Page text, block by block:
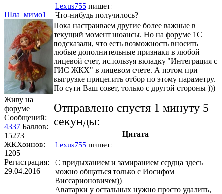
Шла_мимо1
Живу на
форуме
Сообщений:
4337 Баллов:
15273
ЖКХоинов:
1205
Регистрация:
29.04.2016
Lexus755 пишет:
Что-нибудь получилось?
Пока настраиваем другие более важные в
текущий момент нюансы. Но на форуме 1С
подсказали, что есть возможность вносить
любые дополнительные признаки в любой
лицевой счет, используя вкладку "Интеграция с
ГИС ЖКХ" в лицевом счете. А потом при
выгрузке прицепить отбор по этому параметру.
По сути Ваш совет, только с другой стороны )))
Отправлено спустя 1 минуту 5
секунды:
Цитата
Lexus755 пишет:
[
С придыханием и замиранием сердца здесь
можно общаться только с Иосифом
Виссарионовичем))
Аватарки у остальных нужно просто удалить,